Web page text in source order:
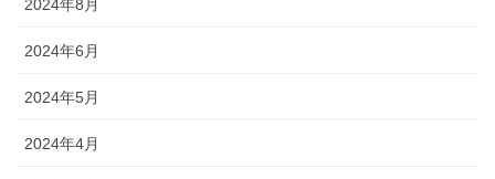
2024年8月
2024年6月
2024年5月
2024年4月